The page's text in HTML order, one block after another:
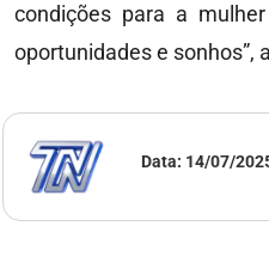
condições para a
oportunidades e sonhos”,
Data: 14/07/